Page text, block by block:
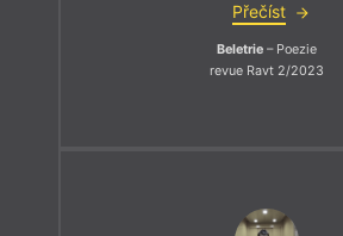
Přečíst
Beletrie – Poezie
revue Ravt 2/2023